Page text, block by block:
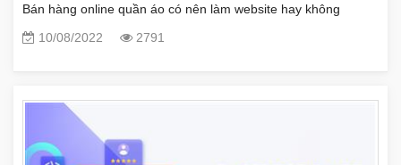
Bán hàng online quần áo có nên làm website hay không
10/08/2022
2791